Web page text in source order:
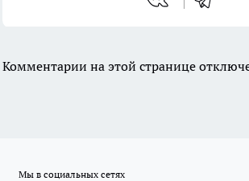
Комментарии на этой странице
Мы в социальных сетях